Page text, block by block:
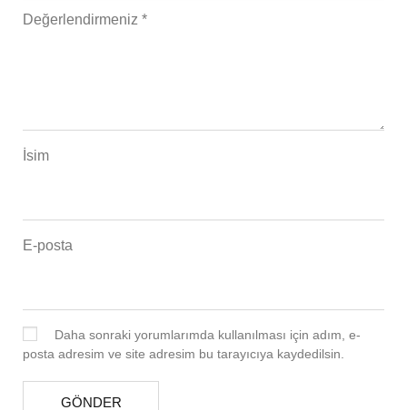
Değerlendirmeniz *
İsim
E-posta
Daha sonraki yorumlarımda kullanılması için adım, e-
posta adresim ve site adresim bu tarayıcıya kaydedilsin.